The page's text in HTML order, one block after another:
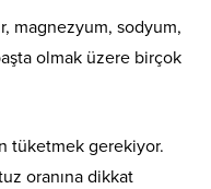
magnezyum, sodyum,
olmak üzere birçok
tüketmek gerekiyor.
oranına dikkat